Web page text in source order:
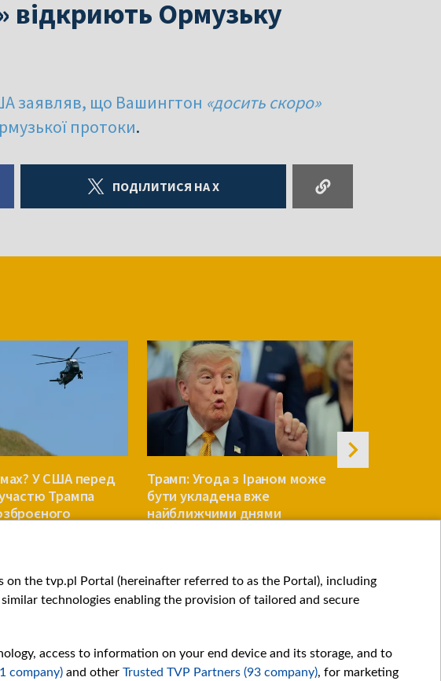
відкриють Ормузьку
заявляв, що Вашингтон «досить скоро»
протоки.
ПОДІЛИТИСЯ НА X
У США перед
Трампа
Трамп: Угода з Іраном може
бути укладена вже
найближчими днями
the tvp.pl Portal (hereinafter referred to as the Portal), including
technologies enabling the provision of tailored and secure
access to information on your end device and its storage, and to
company) and other Trusted TVP Partners (93 company), for marketing